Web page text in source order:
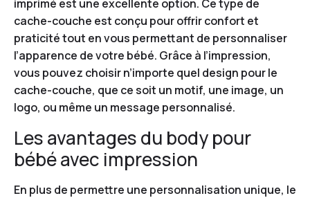
imprimé est une excellente option. Ce type de
cache-couche est conçu pour offrir confort et
praticité tout en vous permettant de personnaliser
l’apparence de votre bébé. Grâce à l’impression,
vous pouvez choisir n’importe quel design pour le
cache-couche, que ce soit un motif, une image, un
logo, ou même un message personnalisé.
Les avantages du body pour
bébé avec impression
En plus de permettre une personnalisation unique, le